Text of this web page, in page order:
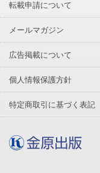
転載申請について
メールマガジン
広告掲載について
個人情報保護方針
特定商取引に基づく表記